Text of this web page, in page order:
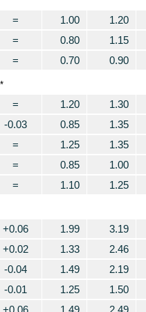
= 1.00
1.20
=
0.80
1.15
=
0.70 0.90
= 1.20
1.30
-0.03
0.85
1.35
=
1.25
1.35
=
0.85
1.00
=
1.10 1.25
+0.06 1.99
3.19
+0.02
1.33
2.46
-0.04
1.49
2.19
-0.01
1.25
1.50
+0.06
1.49 2.49